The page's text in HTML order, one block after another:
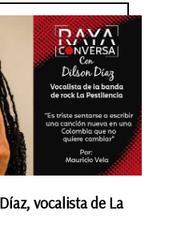
vocalista de La